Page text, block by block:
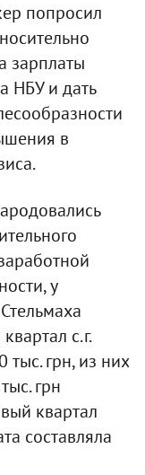
попросил
зарплаты
НБУ и дать
в
у
с.г.
грн, из них
грн
квартал
составляла